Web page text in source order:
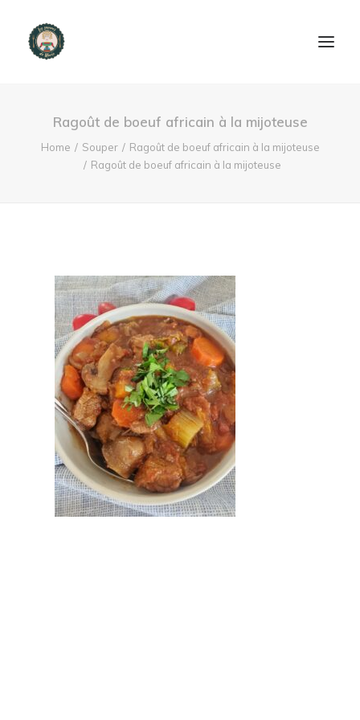
ACCUEIL
PRODUITS ET SERVICES
SEARCH
Ragoût de boeuf africain à la mijoteuse
Home Souper
Ragoût de boeuf africain à la mijoteuse
Ragoût de boeuf africain à la mijoteuse